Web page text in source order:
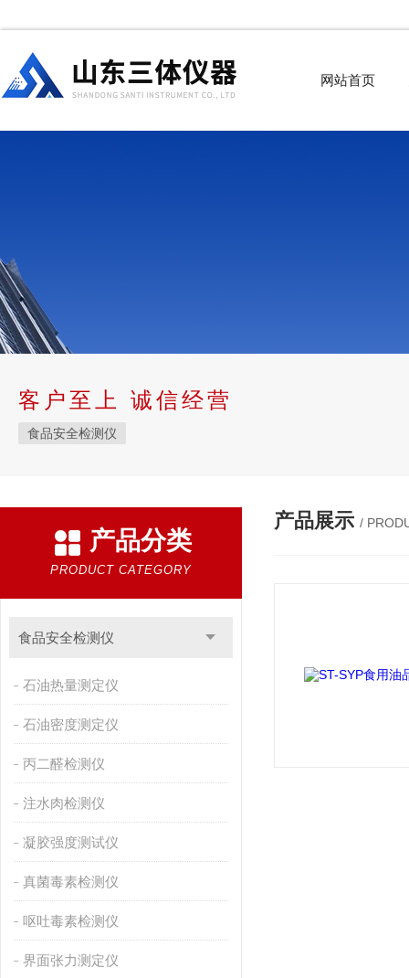
网站首页
客户至上 诚信经营
食品安全检测仪
产品分类
PRODUCT CATEGORY
食品安全检测仪
石油热量测定仪
石油密度测定仪
丙二醛检测仪
注水肉检测仪
凝胶强度测试仪
真菌毒素检测仪
呕吐毒素检测仪
界面张力测定仪
产品展示 /